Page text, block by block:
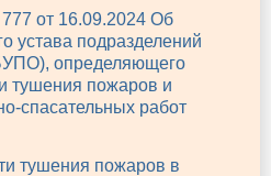
от 16.09.2024 Об
устава подразделений
определяющего
тушения пожаров и
спасательных работ
тушения пожаров в